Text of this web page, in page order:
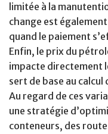
limitée à la
change est
quand le paiement
Enfin, le prix du
impacte directement
sert de base au calcul
Au regard de ces
une stratégie
conteneurs, des